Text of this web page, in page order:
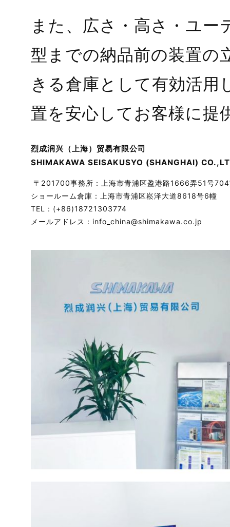
また、広さ・高さ・ユ
型までの納品前の装置の
きる倉庫として有効活用
置を安心してお客様に提
烈成润兴（上海）贸易有限公司
SHIMAKAWA SEISAKUSYO (SHANGHAI)
〒201700事務所：上海市青浦区盈港路1666弄51号
ショールーム倉庫：上海市青浦区崧泽大道8618号6幢
TEL：(+86)18721303774
メールアドレス：info_china@shimakawa.co.jp